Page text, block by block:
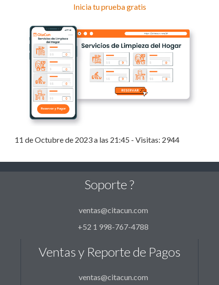
Inicia tu prueba gratis
11 de Octubre de 2023 a las 21:45 - Visitas: 2944
Soporte ?
ventas@citacun.com
+52 1 998-767-4788
Ventas y Reporte de Pagos
ventas@citacun.com